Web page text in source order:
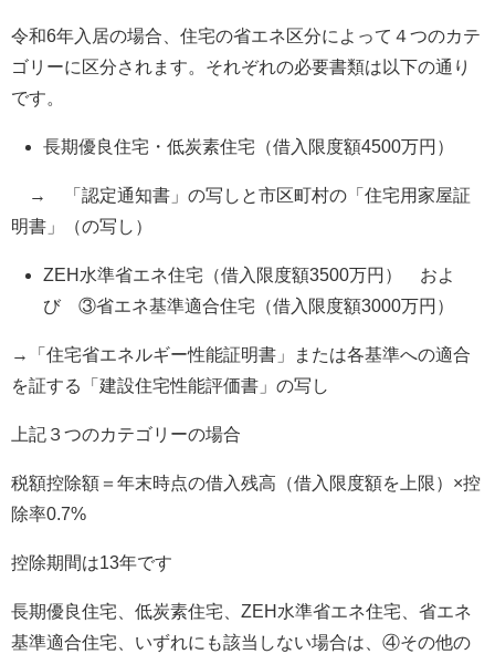
令和6年入居の場合、住宅の省エネ区分によって４つのカテ
ゴリーに区分されます。それぞれの必要書類は以下の通り
です。
長期優良住宅・低炭素住宅（借入限度額4500万円）
→ 「認定通知書」の写しと市区町村の「住宅用家屋証
明書」（の写し）
ZEH水準省エネ住宅（借入限度額3500万円） およ
び ③省エネ基準適合住宅（借入限度額3000万円）
→「住宅省エネルギー性能証明書」または各基準への適合
を証する「建設住宅性能評価書」の写し
上記３つのカテゴリーの場合
税額控除額＝年末時点の借入残高（借入限度額を上限）×控
除率0.7%
控除期間は13年です
長期優良住宅、低炭素住宅、ZEH水準省エネ住宅、省エネ
基準適合住宅、いずれにも該当しない場合は、④その他の